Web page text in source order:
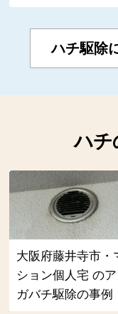
ハチ駆除
ハチ
大阪府藤井寺市・
ション個人宅 の
ガバチ駆除の事例